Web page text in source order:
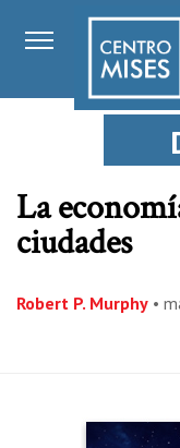
La
ciudades
Robert P. Murphy •